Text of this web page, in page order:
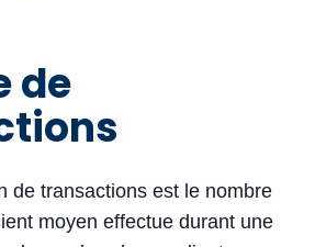
de
de transactions est le nombre
moyen effectue durant une